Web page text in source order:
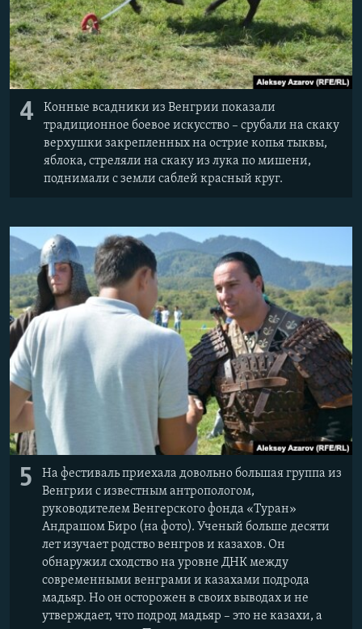
4
Конные всадники из Венгрии показали
традиционное боевое искусство – срубали на скаку
верхушки закрепленных на острие копья тыквы,
яблока, стреляли на скаку из лука по мишени,
поднимали с земли саблей красный круг.
5
На фестиваль приехала довольно большая группа из
Венгрии с известным антропологом,
руководителем Венгерского фонда «Туран»
Андрашом Биро (на фото). Ученый больше десяти
лет изучает родство венгров и казахов. Он
обнаружил сходство на уровне ДНК между
современными венграми и казахами подрода
мадьяр. Но он осторожен в своих выводах и не
утверждает, что подрод мадьяр – это не казахи, а